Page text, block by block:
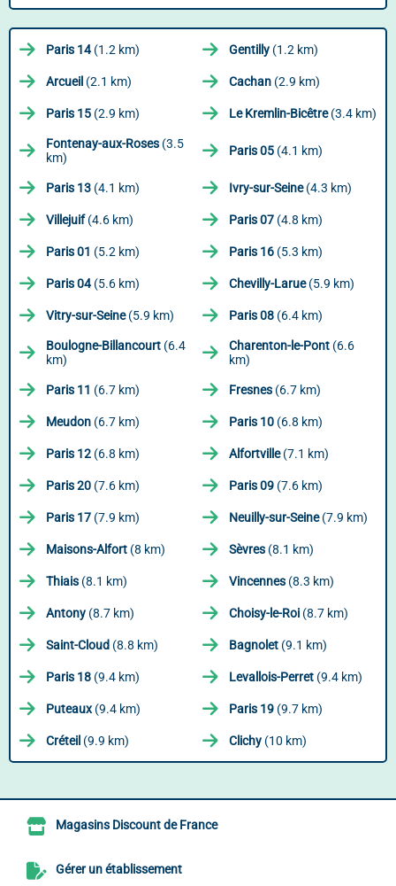
Paris 14(1.2 km) Gentilly (1.2 km)
Arcueil (2.1 km) Cachan (2.9 km)
Paris 15 (2.9 km) Le Kremlin-Bicêtre(3.4 km)
Fontenay-aux-Roses (3.5
km)
Paris 05 (4.1 km)
Paris 13 (4.1 km) Ivry-sur-Seine(4.3 km)
Villejuif(4.6 km) Paris 07 (4.8 km)
Paris 01 (5.2 km) Paris 16 (5.3 km)
Paris 04(5.6 km) Chevilly-Larue(5.9 km)
Vitry-sur-Seine(5.9 km) Paris 08 (6.4 km)
Boulogne-Billancourt (6.4
km)
Charenton-le-Pont (6.6
km)
Paris 11 (6.7 km) Fresnes (6.7 km)
Meudon (6.7 km) Paris 10 (6.8 km)
Paris 12 (6.8 km) Alfortville(7.1 km)
Paris 20 (7.6 km) Paris 09 (7.6 km)
Paris 17 (7.9 km) Neuilly-sur-Seine(7.9 km)
Maisons-Alfort (8 km) Sèvres (8.1 km)
Thiais (8.1 km) Vincennes (8.3 km)
Antony (8.7 km) Choisy-le-Roi (8.7 km)
Saint-Cloud (8.8 km) Bagnolet (9.1 km)
Paris 18 (9.4 km) Levallois-Perret (9.4 km)
Puteaux(9.4 km) Paris 19 (9.7 km)
Créteil (9.9 km) Clichy (10 km)
Magasins Discount de France
Gérer un établissement